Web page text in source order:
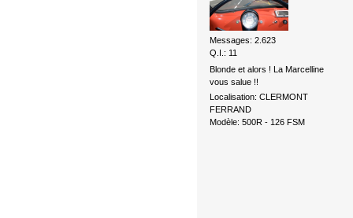
Messages: 2.623
Q.I.: 11
Blonde et alors ! La Marcelline
vous salue !!
Localisation: CLERMONT
FERRAND
Modèle: 500R - 126 FSM